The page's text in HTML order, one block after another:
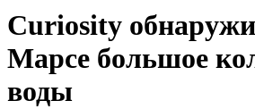
Curiosity
Марсе большое
воды